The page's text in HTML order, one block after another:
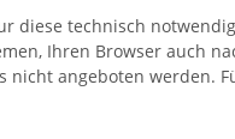
technisch
Ihren Browser auch
angeboten werden.